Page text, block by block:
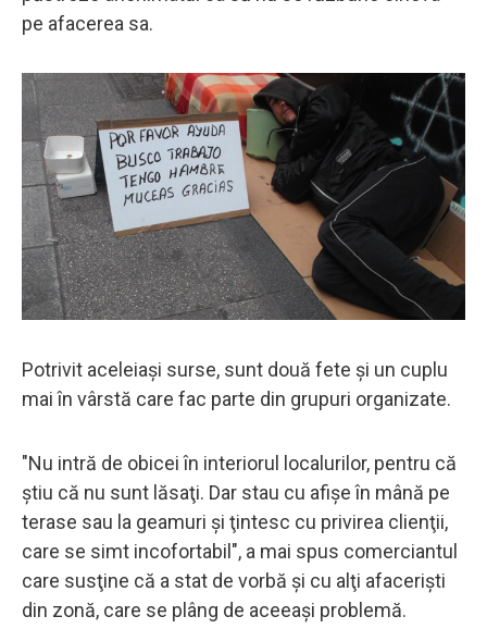
pe afacerea sa.
Potrivit aceleiaşi surse, sunt două fete şi un cuplu
mai în vârstă care fac parte din grupuri organizate.
"Nu intră de obicei în interiorul localurilor, pentru că
ştiu că nu sunt lăsaţi. Dar stau cu afişe în mână pe
terase sau la geamuri şi ţintesc cu privirea clienţii,
care se simt incofortabil", a mai spus comerciantul
care susţine că a stat de vorbă şi cu alţi afacerişti
din zonă, care se plâng de aceeaşi problemă.